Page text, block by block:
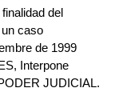
del
caso
de 1999
Interpone
JUDICIAL.